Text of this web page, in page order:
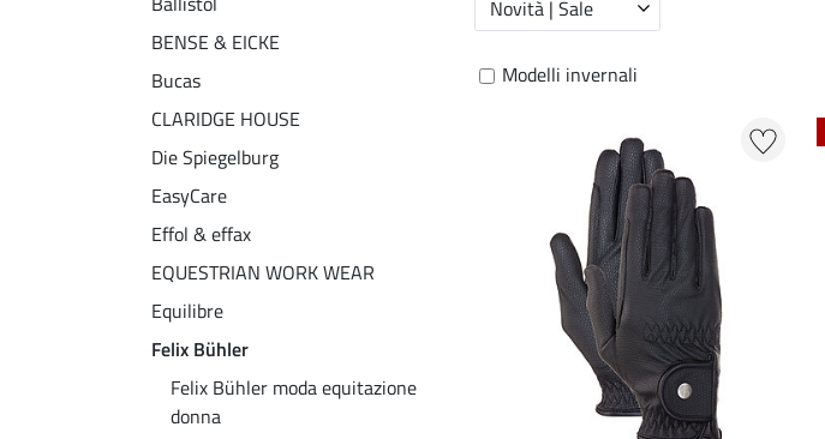
BENSE & EICKE
Bucas
CLARIDGE HOUSE
Die Spiegelburg
EasyCare
Effol & effax
EQUESTRIAN WORK WEAR
Equilibre
Felix Bühler
Felix Bühler moda equitazione
donna
Novità | Sale
Modelli invernali